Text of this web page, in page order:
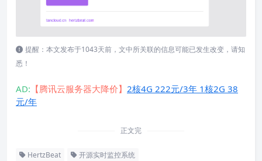
提醒：本文发布于1043天前，文中所关联的信息可能已发生改变，请知
悉！
AD: 【腾讯云服务器大降价】 2核4G 222元/3年 1核2G 38
元/年
正文完
HertzBeat 开源实时监控系统